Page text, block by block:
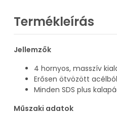
Termékleírás
Jellemzők
4 hornyos, masszív
Erősen ötvözött
Minden SDS plus
Műszaki adatok